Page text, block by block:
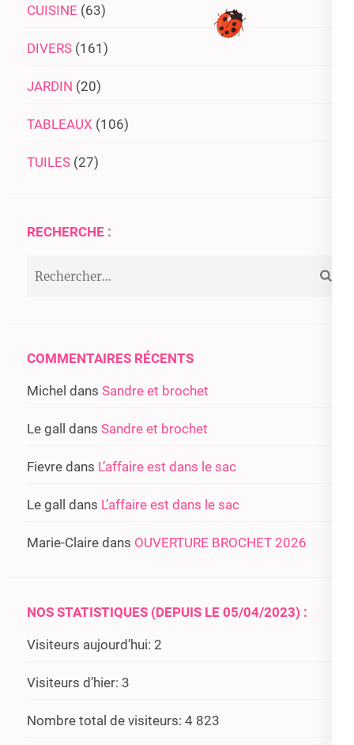
CUISINE (63)
DIVERS (161)
JARDIN (20)
TABLEAUX (106)
TUILES (27)
RECHERCHE :
COMMENTAIRES RÉCENTS
Michel dans Sandre et brochet
Le gall dans Sandre et brochet
Fievre dans L’affaire est dans le sac
Le gall dans L’affaire est dans le sac
Marie-Claire dans OUVERTURE BROCHET 2026
NOS STATISTIQUES (DEPUIS LE 05/04/2023) :
Visiteurs aujourd’hui: 2
Visiteurs d’hier: 3
Nombre total de visiteurs: 4 823